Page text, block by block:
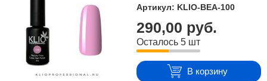
Артикул: KLIO-BEA-100
290,00 руб.
Осталось 5 шт
В корзину